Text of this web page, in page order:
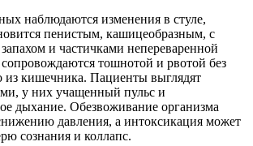
наблюдаются изменения в стуле,
пенистым, кашицеобразным, с
и частичками непереваренной
тошнотой и рвотой без
из кишечника. Пациенты выглядят
у них учащенный пульс и
дыхание. Обезвоживание организма
давления, а интоксикация может
сознания и коллапс.